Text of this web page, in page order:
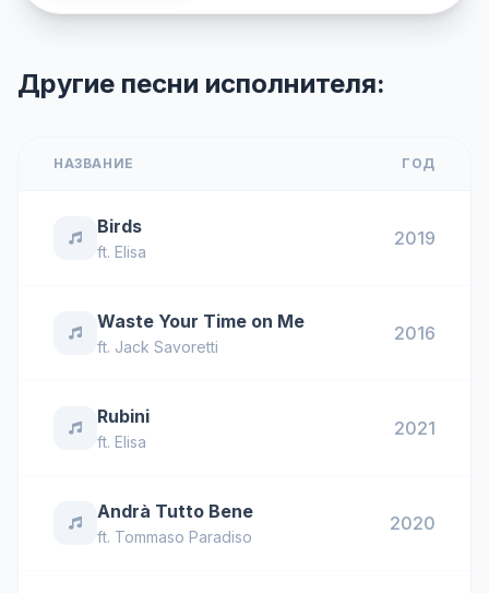
Другие песни исполнителя:
НАЗВАНИЕ ГОД
Birds
ft. Elisa
2019
Waste Your Time on Me
ft. Jack Savoretti
2016
Rubini
ft. Elisa
2021
Andrà Tutto Bene
ft. Tommaso Paradiso
2020